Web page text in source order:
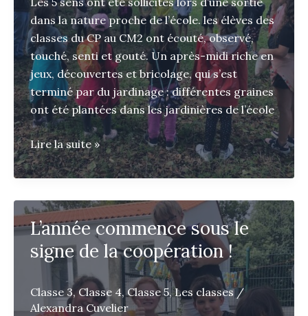
dans la nature proche de l’école. les élèves des
classes du CP au CM2 ont écouté, observé,
touché, senti et gouté. Un après-midi riche en
jeux, découvertes et bricolage, qui s’est
terminé par du jardinage : différentes graines
ont été plantées dans les jardinières de l’école
Sortie
nature
Lire la suite »
L’année commence sous le
signe de la coopération !
Classe 3,Classe 4,Classe 5,Les classes/
Alexandra Cuvelier